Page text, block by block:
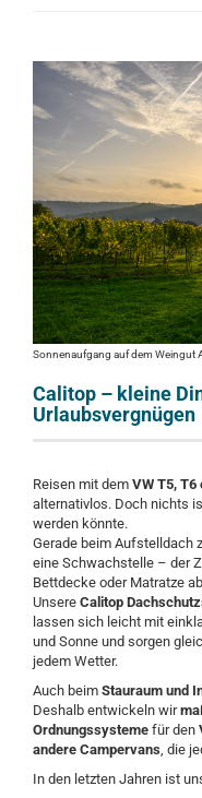
Sonnenaufgang auf dem Weingut
Calitop – kleine
Urlaubsvergnügen
Reisen mit dem VW T5,
alternativlos. Doch nichts
werden könnte.
Gerade beim Aufstelldach
eine Schwachstelle – der
Bettdecke oder Matratze
Unsere Calitop
lassen sich leicht mit
und Sonne und sorgen
jedem Wetter.
Auch beim Stauraum und
Deshalb entwickeln wir
Ordnungssysteme für den
andere Campervans , die
In den letzten Jahren ist